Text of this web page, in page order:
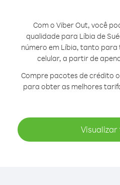
Com o Viber Out, você
qualidade para Líbia de
número em Líbia, tanto
celular, a partir de
Compre pacotes de crédito
para obter as melhores